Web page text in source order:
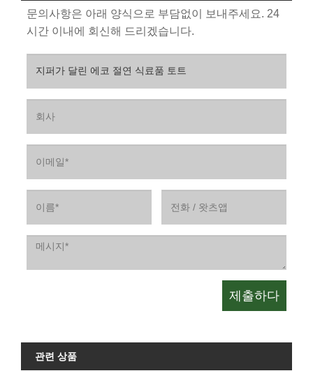
문의사항은 아래 양식으로 부담없이 보내주세요. 24
시간 이내에 회신해 드리겠습니다.
관련 상품